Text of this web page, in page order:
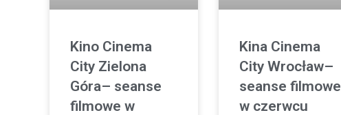
Kino Cinema
City Zielona
Góra– seanse
filmowe w
Kina Cinema
City Wrocław–
seanse filmowe
w czerwcu